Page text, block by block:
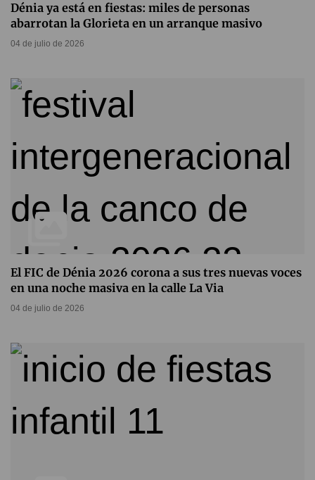
Dénia ya está en fiestas: miles de personas
abarrotan la Glorieta en un arranque masivo
04 de julio de 2026
El FIC de Dénia 2026 corona a sus tres nuevas voces
en una noche masiva en la calle La Via
04 de julio de 2026